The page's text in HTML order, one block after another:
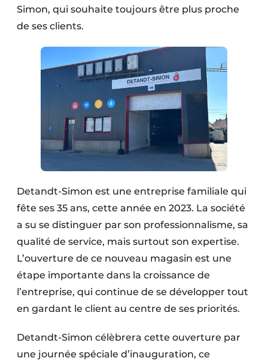
Simon, qui souhaite toujours être plus proche
de ses clients.
Detandt-Simon est une entreprise familiale qui
fête ses 35 ans, cette année en 2023. La société
a su se distinguer par son professionnalisme, sa
qualité de service, mais surtout son expertise.
L’ouverture de ce nouveau magasin est une
étape importante dans la croissance de
l’entreprise, qui continue de se développer tout
en gardant le client au centre de ses priorités.
Detandt-Simon célèbrera cette ouverture par
une journée spéciale d’inauguration, ce